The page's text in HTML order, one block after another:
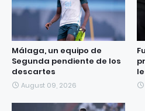
Málaga, un equipo de
Segunda pendiente de los
descartes
August 09, 2026